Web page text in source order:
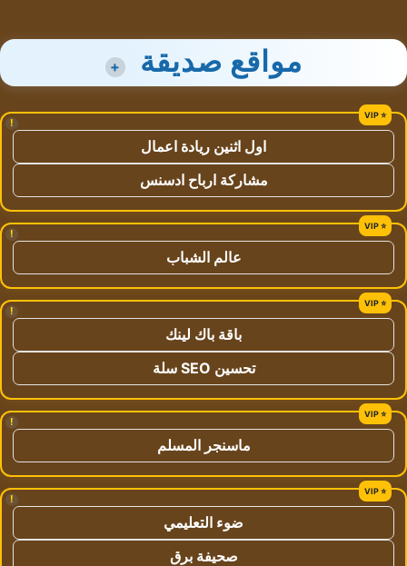
مواقع صديقة +
!
اول اثنين ريادة اعمال
مشاركة ارباح ادسنس
!
عالم الشباب
!
باقة باك لينك
تحسين SEO سلة
!
ماسنجر المسلم
!
ضوء التعليمي
صحيفة برق